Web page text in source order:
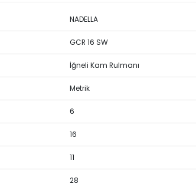
NADELLA
GCR 16 SW
İğneli Kam Rulmanı
Metrik
6
16
11
28